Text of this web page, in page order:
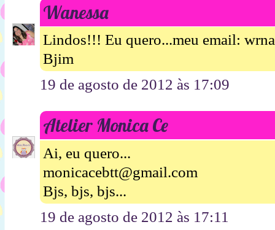
Wanessa
Lindos!!! Eu quero...meu email:
Bjim
19 de agosto de 2012 às 17:09
Atelier Monica Ce
Ai, eu quero...
monicacebtt@gmail.com
Bjs, bjs, bjs...
19 de agosto de 2012 às 17:11